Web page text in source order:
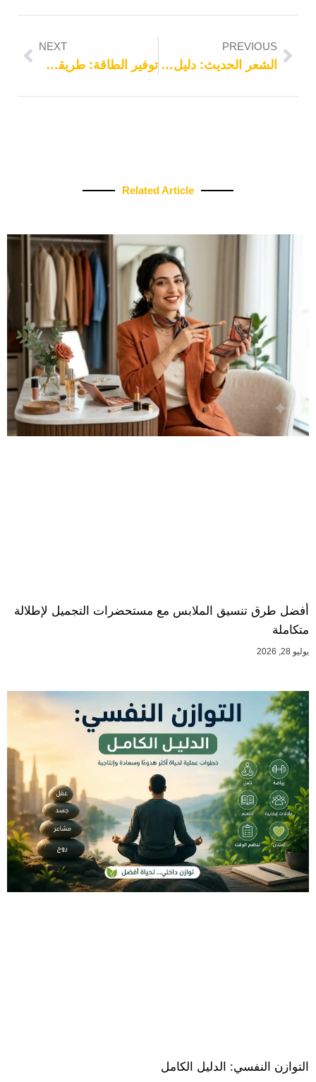
PREVIOUS
الشعر الحديث: دليل خطوة بخطوة
NEXT
توفير الطاقة: طريقة سهلة وفعالة
Related Article
أفضل طرق تنسيق الملابس مع مستحضرات التجميل لإطلالة
متكاملة
يوليو 28, 2026
التوازن النفسي: الدليل الكامل